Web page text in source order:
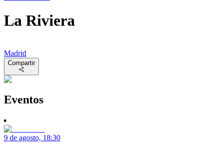
La Riviera
Madrid
Compartir
Eventos
9 de agosto, 18:30